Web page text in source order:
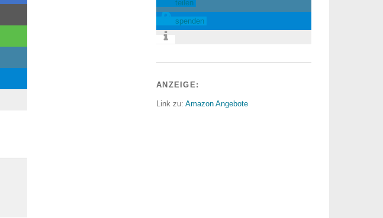
teilen
spenden
ANZEIGE:
Link zu: Amazon Angebote